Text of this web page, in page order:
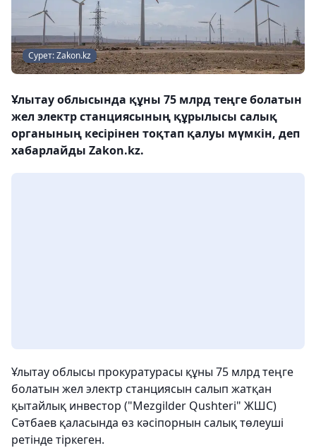
Сурет: Zakon.kz
Ұлытау облысында құны 75 млрд теңге болатын
жел электр станциясының құрылысы салық
органының кесірінен тоқтап қалуы мүмкін, деп
хабарлайды Zakon.kz.
Ұлытау облысы прокуратурасы құны 75 млрд теңге
болатын жел электр станциясын салып жатқан
қытайлық инвестор ("Mezgilder Qushteri" ЖШС)
Сәтбаев қаласында өз кәсіпорнын салық төлеуші ​​
ретінде тіркеген.